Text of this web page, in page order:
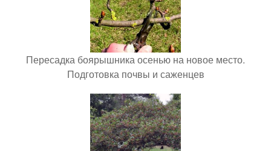
Пересадка боярышника осенью на новое место.
Подготовка почвы и саженцев